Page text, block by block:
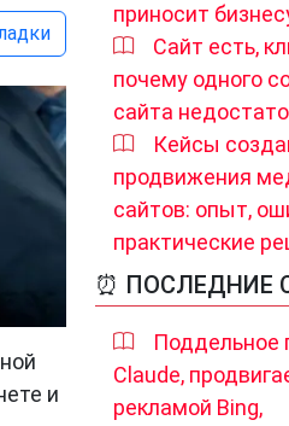
и
приносит
Сайт есть,
почему одного
сайта
Кейсы
продвижения
сайтов: опыт,
практические
⏰ ПОСЛЕДНИЕ
Поддельное
Claude,
рекламой Bing,